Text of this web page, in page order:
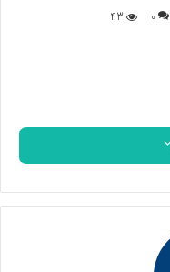
0
43